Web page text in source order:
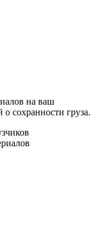
на ваш
о сохранности груза.